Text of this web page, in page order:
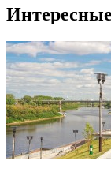
Интересные